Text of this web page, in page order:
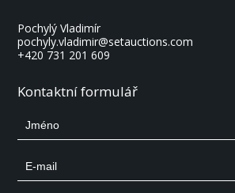
Pochylý Vladimír
pochyly.vladimir@setauctions.com
+420 731 201 609
Kontaktní formulář